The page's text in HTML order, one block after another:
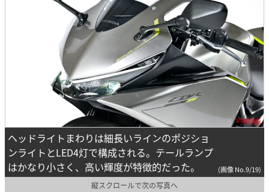
ヘッドライトまわりは細長いラインのポジショ
ンライトとLED4灯で構成される。テールランプ
はかなり小さく、高い輝度が特徴的だった。
(画像 No.9/19)
縦スクロールで次の写真へ